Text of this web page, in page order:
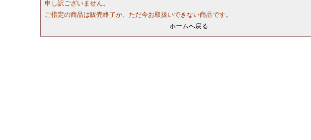
申し訳ございません。
ご指定の商品は販売終了か、ただ今お取扱いできない商品です。
ホームへ戻る